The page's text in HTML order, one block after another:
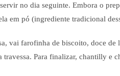
no dia seguinte. Embora o
em pó (ingrediente tradicional
vai farofinha de biscoito, doce
travessa. Para finalizar, chantilly e